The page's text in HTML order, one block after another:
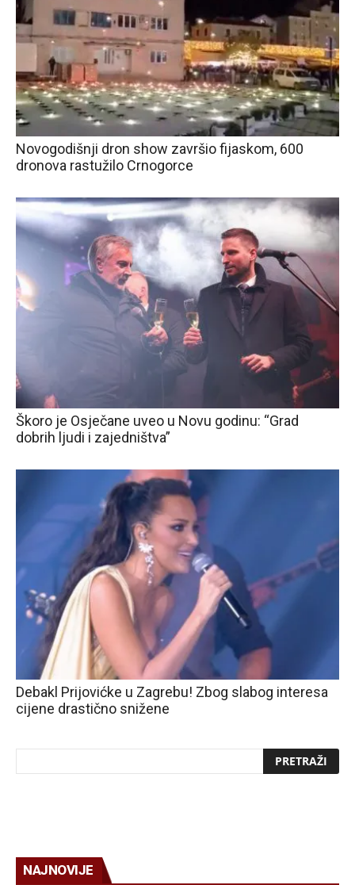
Novogodišnji dron show završio fijaskom, 600
dronova rastužilo Crnogorce
Škoro je Osječane uveo u Novu godinu: “Grad
dobrih ljudi i zajedništva”
Debakl Prijovićke u Zagrebu! Zbog slabog interesa
cijene drastično snižene
NAJNOVIJE